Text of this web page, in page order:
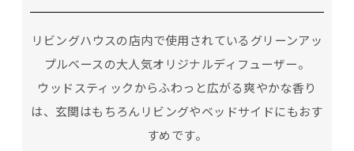
リビングハウスの店内で使用されているグリーンアッ
プルベースの大人気オリジナルディフューザー。
ウッドスティックからふわっと広がる爽やかな香り
は、玄関はもちろんリビングやベッドサイドにもおす
すめです。